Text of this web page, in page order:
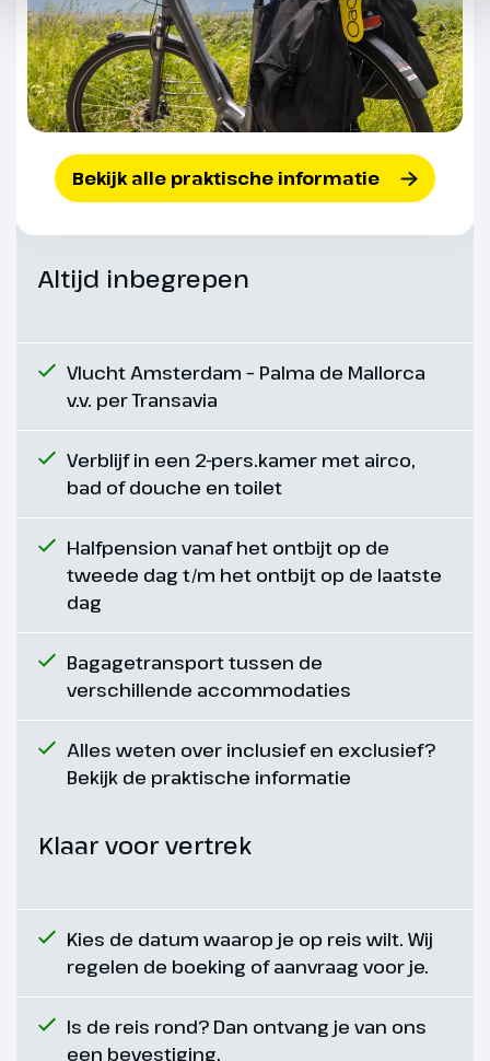
Van Porto Cristo fiets je naar de
schilderachtige baaien rond
Puerto de Alcudia. Je fietst
vandaag door een afwisselend
en indrukwekkend
natuurlandschap en overnacht in
het gezellige Ca’n Picafort. (ca.
69 km)
Dag 6
Palma
74 km
Vanmorgen vertrek je weer
landinwaarts langs olijf- en
amandelbomen terwijl je geniet
van Tramuntana. Gelukkig heb je
tijdens deze reis slechts
van 150 m. te overwinnen. (ca. 74
km)
Altijd inbegrepen
Vlucht Amsterdam – Palma de Mallorca
v.v. per Transavia
Verblijf in een 2-pers.kamer met airco,
bad of douche en toilet
Halfpension vanaf het ontbijt op de
tweede dag t/m het ontbijt op de laatste
dag
Bagagetransport tussen de
verschillende accommodaties
Alles weten over inclusief en exclusief?
Bekijk de praktische informatie
Bekijk alle praktische informatie
Klaar voor vertrek
Kies de datum waarop je op reis wilt. Wij
regelen de boeking of aanvraag voor je.
Is de reis rond? Dan ontvang je van ons
een bevestiging.